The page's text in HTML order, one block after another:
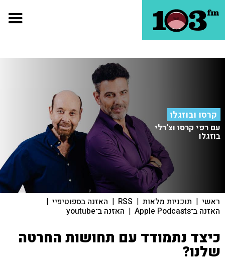
קרסו ובוזגלו
עם רפי קרסו וצ'רלי
בוזגלו
ראשי | תוכניות מלאות |
RSS
| האזנה בספוטיפיי |
האזנה ב־Apple Podcasts | האזנה ב־youtube
כיצד נתמודד עם תחושות החרטה
שלנו?